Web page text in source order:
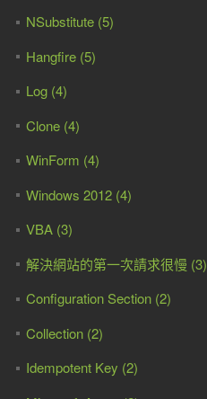
NSubstitute (5)
Hangfire (5)
Log (4)
Clone (4)
WinForm (4)
Windows 2012 (4)
VBA (3)
解決網站的第一次請求很慢 (3)
Configuration Section (2)
Collection (2)
Idempotent Key (2)